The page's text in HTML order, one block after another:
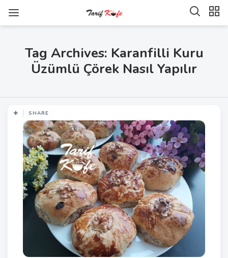
Tag Archives: Karanfilli Kuru
Üzümlü Çörek Nasıl Yapılır
SHARE